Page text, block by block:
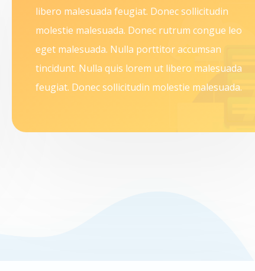
libero malesuada feugiat. Donec sollicitudin
molestie malesuada. Donec rutrum congue leo
eget malesuada. Nulla porttitor accumsan
tincidunt. Nulla quis lorem ut libero malesuada
feugiat. Donec sollicitudin molestie malesuada.